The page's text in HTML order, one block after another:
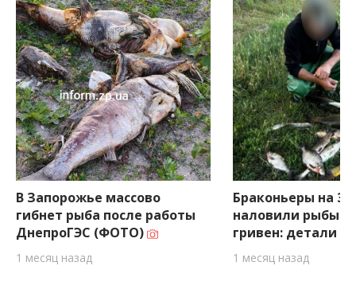
В Запорожье массово
гибнет рыба после работы
ДнепроГЭС (ФОТО)
1 месяц назад
Браконьеры на
наловили рыбы
гривен: детали
1 месяц назад